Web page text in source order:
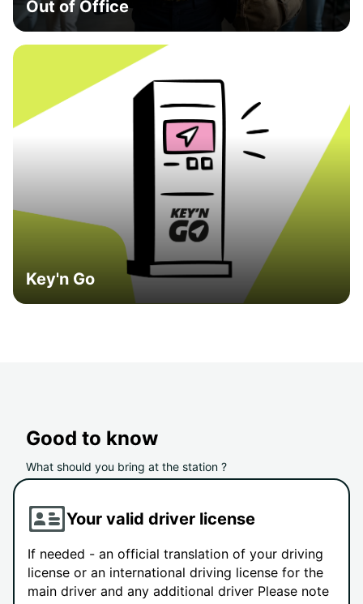
Out of Office
Key'n Go
Good to know
What should you bring at the station ?
Your valid driver license
If needed - an official translation of your driving
license or an international driving license for the
main driver and any additional driver Please note